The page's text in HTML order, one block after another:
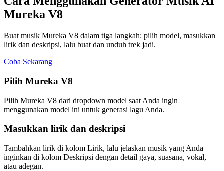
Mureka V8
Buat musik Mureka V8 dalam tiga langkah: pilih model, masukkan
lirik dan deskripsi, lalu buat dan unduh trek jadi.
Coba Sekarang
Pilih Mureka V8
Pilih Mureka V8 dari dropdown model saat Anda ingin
menggunakan model ini untuk generasi lagu Anda.
Masukkan lirik dan deskripsi
Tambahkan lirik di kolom Lirik, lalu jelaskan musik yang Anda
inginkan di kolom Deskripsi dengan detail gaya, suasana, vokal,
atau adegan.